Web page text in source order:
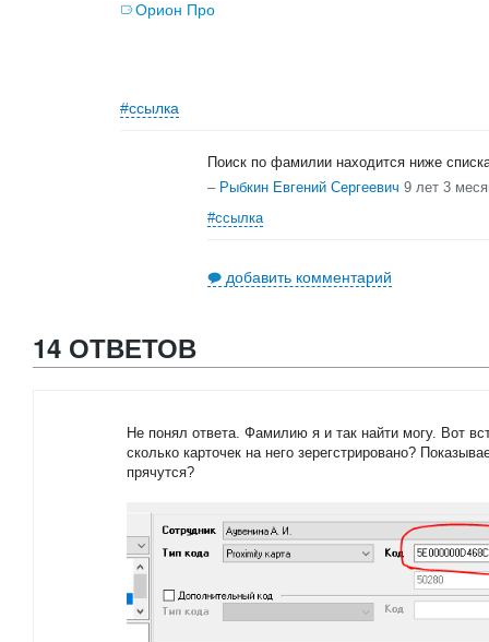
Орион Про
#ссылка
Поиск по фамилии находится ниже
– Рыбкин Евгений Сергеевич 9 лет 3
#ссылка
добавить комментарий
14 ОТВЕТОВ
Не понял ответа. Фамилию я и так найти могу. Вот
сколько карточек на него зерегстрировано?
прячутся?